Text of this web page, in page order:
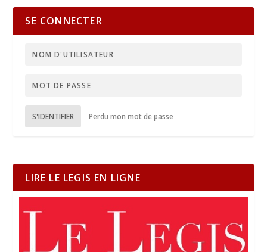
SE CONNECTER
S'IDENTIFIER Perdu mon mot de passe
LIRE LE LEGIS EN LIGNE